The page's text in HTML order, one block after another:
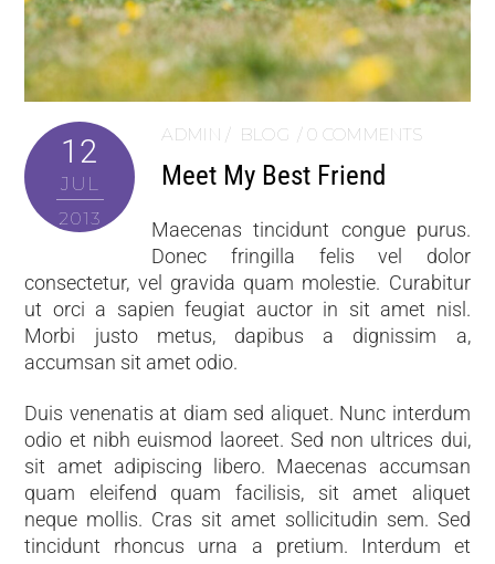
12
JUL
2013
ADMIN BLOG 0 COMMENTS
Meet My Best Friend
Maecenas tincidunt congue purus.
Donec fringilla felis vel dolor
consectetur, vel gravida quam molestie. Curabitur
ut orci a sapien feugiat auctor in sit amet nisl.
Morbi justo metus, dapibus a dignissim a,
accumsan sit amet odio.
Duis venenatis at diam sed aliquet. Nunc interdum
odio et nibh euismod laoreet. Sed non ultrices dui,
sit amet adipiscing libero. Maecenas accumsan
quam eleifend quam facilisis, sit amet aliquet
neque mollis. Cras sit amet sollicitudin sem. Sed
tincidunt rhoncus urna a pretium. Interdum et